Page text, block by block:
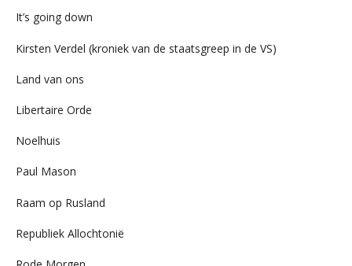
It’s going down
Kirsten Verdel (kroniek van de staatsgreep in de VS)
Land van ons
Libertaire Orde
Noelhuis
Paul Mason
Raam op Rusland
Republiek Allochtonië